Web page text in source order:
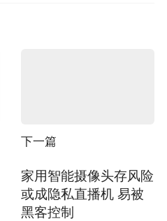
下一篇
家用智能摄像头存风险
或成隐私直播机 易被
黑客控制